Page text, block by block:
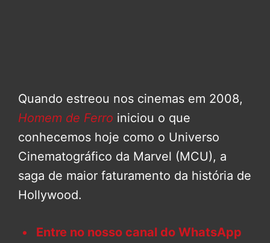
Quando estreou nos cinemas em 2008,
Homem de Ferro iniciou o que
conhecemos hoje como o Universo
Cinematográfico da Marvel (MCU), a
saga de maior faturamento da história de
Hollywood.
Entre no nosso canal do WhatsApp